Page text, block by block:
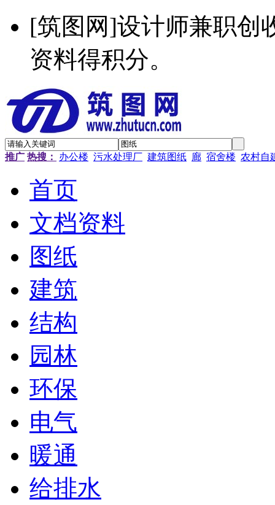
[筑图网]设计师兼职创
资料得积分。
推广 热搜： 办公楼 污水处理厂 建筑图纸 廊 宿舍楼 农村自
首页
文档资料
图纸
建筑
结构
园林
环保
电气
暖通
给排水